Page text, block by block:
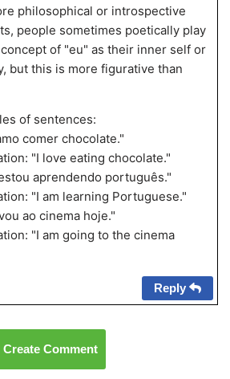
philosophical or introspective
people sometimes poetically play
of "eu" as their inner self or
but this is more figurative than
of sentences:
comer chocolate."
"I love eating chocolate."
aprendendo português."
"I am learning Portuguese."
ao cinema hoje."
"I am going to the cinema
Reply
Create Comment